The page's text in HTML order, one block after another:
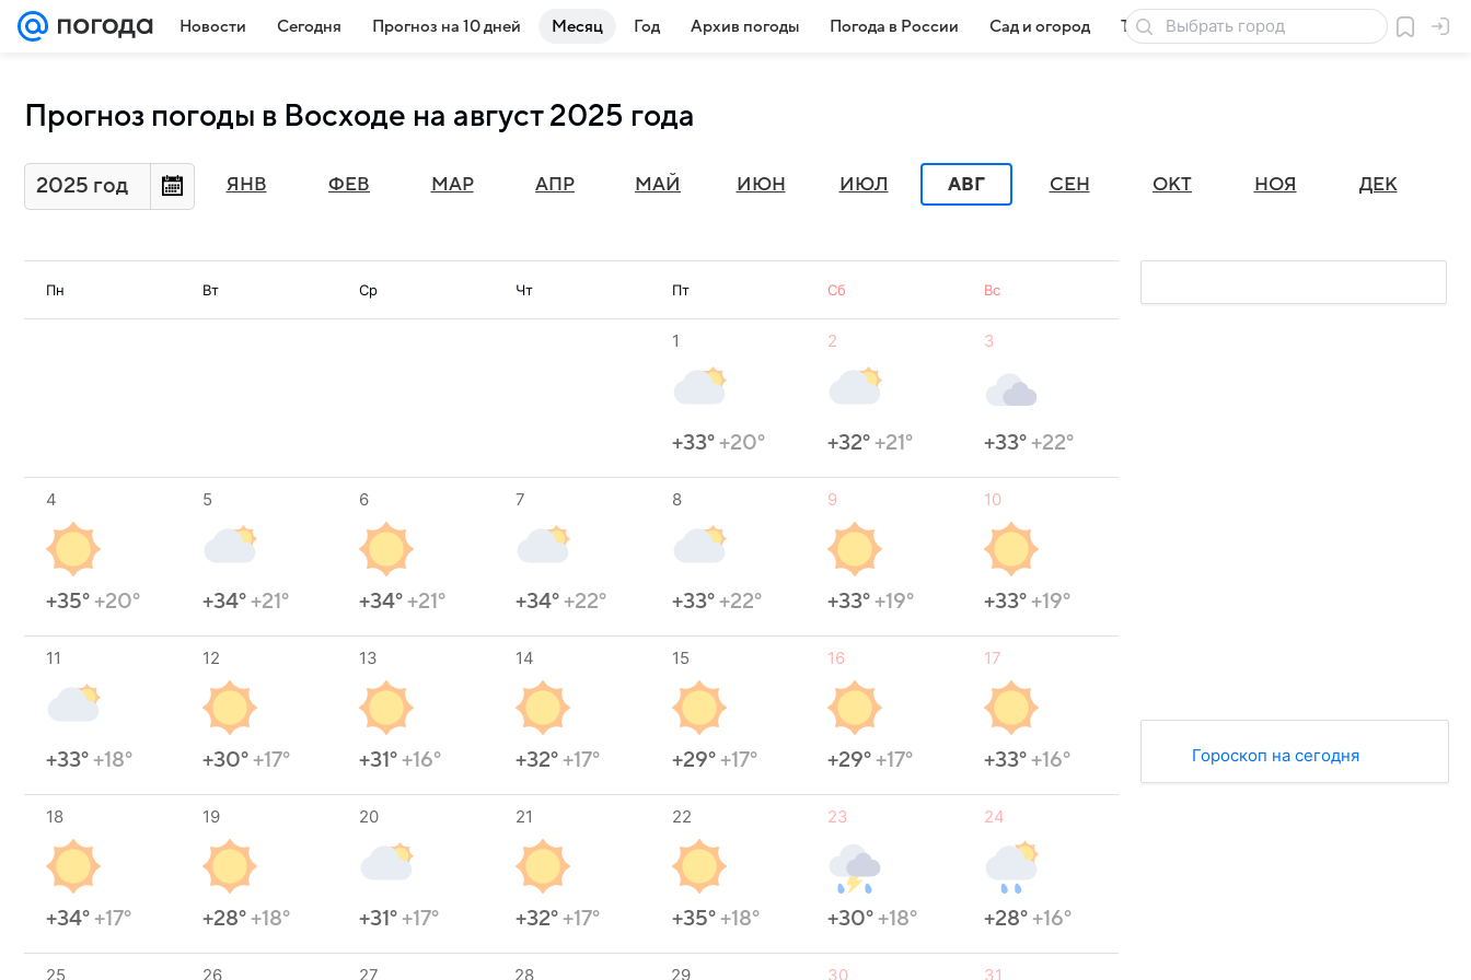
Новости Сегодня Прогноз на 10 дней Месяц Год Архив погоды Погода в России Сад и огород Товары для дачи
Прогноз погоды в Восходе на август 2025 года
2025 год ЯНВ ФЕВ МАР АПР МАЙ ИЮН ИЮЛ АВГ СЕН ОКТ НОЯ ДЕК
Пн Вт Ср Чт Пт Сб Вс
1
+33°+20°
2
+32°+21°
3
+33°+22°
4
+35°+20°
5
+34°+21°
6
+34°+21°
7
+34°+22°
8
+33°+22°
9
+33°+19°
10
+33°+19°
11
+33°+18°
12
+30°+17°
13
+31°+16°
14
+32°+17°
15
+29°+17°
16
+29°+17°
17
+33°+16°
18
+34°+17°
19
+28°+18°
20
+31°+17°
21
+32°+17°
22
+35°+18°
23
+30°+18°
24
+28°+16°
25 26 27 28 29 30 31
Гороскоп на сегодня